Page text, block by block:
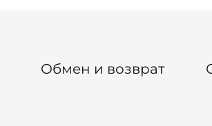
Обмен и возврат